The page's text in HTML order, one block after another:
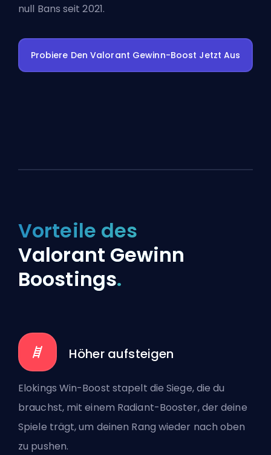
null Bans seit 2021.
Probiere Den Valorant Gewinn-Boost Jetzt Aus
Vorteile des
Valorant Gewinn
Boostings.
Höher aufsteigen
Elokings Win-Boost stapelt die Siege, die du
brauchst, mit einem Radiant-Booster, der deine
Spiele trägt, um deinen Rang wieder nach oben
zu pushen.